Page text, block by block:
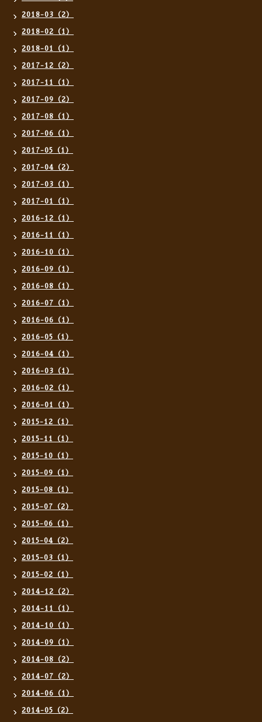
2018-03（2）
2018-02（1）
2018-01（1）
2017-12（2）
2017-11（1）
2017-09（2）
2017-08（1）
2017-06（1）
2017-05（1）
2017-04（2）
2017-03（1）
2017-01（1）
2016-12（1）
2016-11（1）
2016-10（1）
2016-09（1）
2016-08（1）
2016-07（1）
2016-06（1）
2016-05（1）
2016-04（1）
2016-03（1）
2016-02（1）
2016-01（1）
2015-12（1）
2015-11（1）
2015-10（1）
2015-09（1）
2015-08（1）
2015-07（2）
2015-06（1）
2015-04（2）
2015-03（1）
2015-02（1）
2014-12（2）
2014-11（1）
2014-10（1）
2014-09（1）
2014-08（2）
2014-07（2）
2014-06（1）
2014-05（2）